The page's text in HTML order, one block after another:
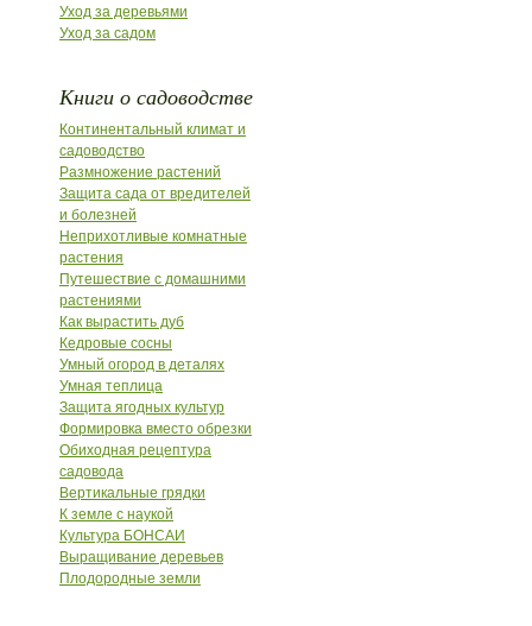
Уход за деревьями
Уход за садом
Книги о садоводстве
Континентальный климат и
садоводство
Размножение растений
Защита сада от вредителей
и болезней
Неприхотливые комнатные
растения
Путешествие с домашними
растениями
Как вырастить дуб
Кедровые сосны
Умный огород в деталях
Умная теплица
Защита ягодных культур
Формировка вместо обрезки
Обиходная рецептура
садовода
Вертикальные грядки
К земле с наукой
Культура БОНСАИ
Выращивание деревьев
Плодородные земли